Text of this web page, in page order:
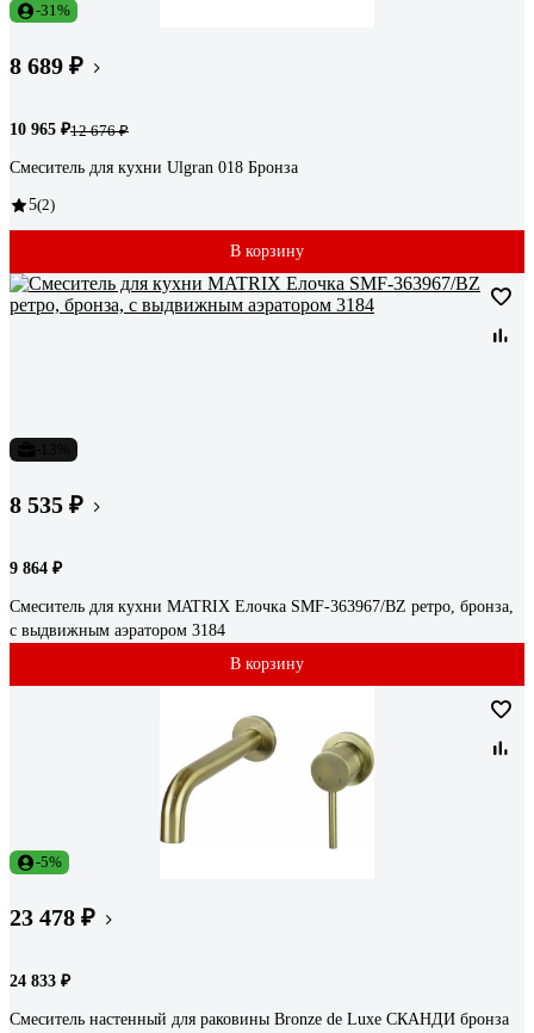
-31%
8 689 ₽
10 965 ₽12 676 ₽
Смеситель для кухни Ulgran 018 Бронза
5(2)
В корзину
8 535 ₽
9 864 ₽
Смеситель для кухни MATRIX Елочка SMF-363967/BZ ретро, бронза,
с выдвижным аэратором 3184
В корзину
-5%
23 478 ₽
24 833 ₽
Смеситель настенный для раковины Bronze de Luxe СКАНДИ бронза